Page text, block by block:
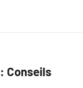
Conseils